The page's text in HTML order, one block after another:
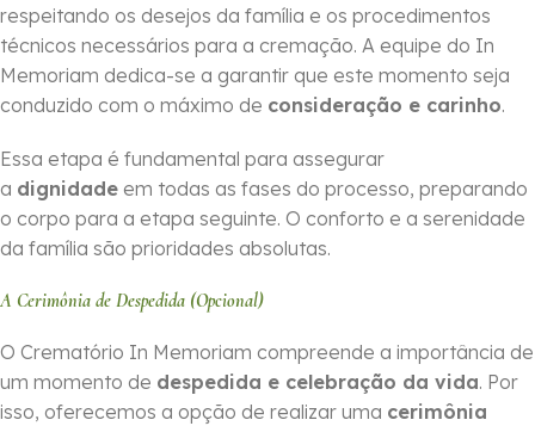
respeitando os desejos da família e os procedimentos
técnicos necessários para a cremação. A equipe do In
Memoriam dedica-se a garantir que este momento seja
conduzido com o máximo de consideração e carinho.
Essa etapa é fundamental para assegurar
a dignidade em todas as fases do processo, preparando
o corpo para a etapa seguinte. O conforto e a serenidade
da família são prioridades absolutas.
A Cerimônia de Despedida (Opcional)
O Crematório In Memoriam compreende a importância de
um momento de despedida e celebração da vida. Por
isso, oferecemos a opção de realizar uma cerimônia